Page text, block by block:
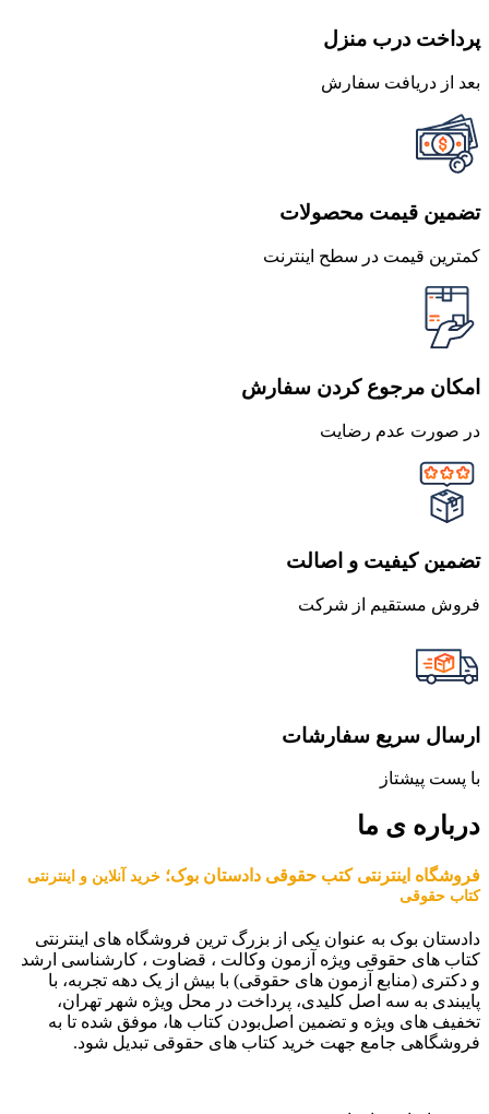
پرداخت درب منزل
بعد از دریافت سفارش
تضمین قیمت محصولات
کمترین قیمت در سطح اینترنت
امکان مرجوع کردن سفارش
در صورت عدم رضایت
تضمین کیفیت و اصالت
فروش مستقیم از شرکت
ارسال سریع سفارشات
با پست پیشتاز
درباره ی ما
فروشگاه اینترنتی کتب حقوقی دادستان بوک؛ خرید آنلاین و اینترنتی
کتاب حقوقی
دادستان بوک به عنوان یکی از بزرگ ترین فروشگاه های اینترنتی
کتاب های حقوقی ویژه آزمون وکالت ، قضاوت ، کارشناسی ارشد
و دکتری (منابع آزمون های حقوقی) با بیش از یک دهه تجربه، با
پایبندی به سه اصل کلیدی، پرداخت در محل ویژه شهر تهران،
تخفیف های ویژه و تضمین اصل‌بودن کتاب ها، موفق شده تا به
فروشگاهی جامع جهت خرید کتاب های حقوقی تبدیل شود.